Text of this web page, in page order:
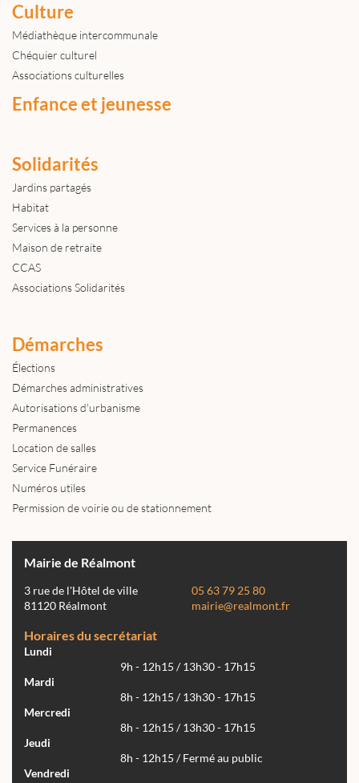
Culture
Médiathèque intercommunale
Chéquier culturel
Associations culturelles
Enfance et jeunesse
Solidarités
Jardins partagés
Habitat
Services à la personne
Maison de retraite
CCAS
Associations Solidarités
Démarches
Élections
Démarches administratives
Autorisations d'urbanisme
Permanences
Location de salles
Service Funéraire
Numéros utiles
Permission de voirie ou de stationnement
Mairie de Réalmont
3 rue de l'Hôtel de ville
81120 Réalmont
05 63 79 25 80
mairie@realmont.fr
Horaires du secrétariat
Lundi
9h - 12h15 / 13h30 - 17h15
Mardi
8h - 12h15 / 13h30 - 17h15
Mercredi
8h - 12h15 / 13h30 - 17h15
Jeudi
8h - 12h15 / Fermé au public
Vendredi